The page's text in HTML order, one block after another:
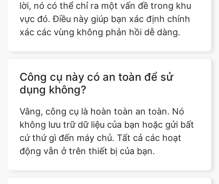
lời, nó có thể chỉ ra một vấn đề trong khu
vực đó. Điều này giúp bạn xác định chính
xác các vùng không phản hồi dễ dàng.
Công cụ này có an toàn để sử
dụng không?
Vâng, công cụ là hoàn toàn an toàn. Nó
không lưu trữ dữ liệu của bạn hoặc gửi bất
cứ thứ gì đến máy chủ. Tất cả các hoạt
động vẫn ở trên thiết bị của bạn.